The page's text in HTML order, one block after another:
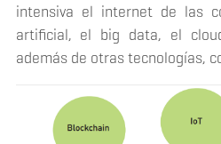
intensiva el internet de las
artificial, el big data, el
además de otras tecnologías,